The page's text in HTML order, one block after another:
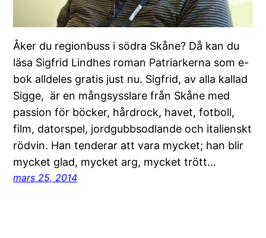
Åker du regionbuss i södra Skåne? Då kan du
läsa Sigfrid Lindhes roman Patriarkerna som e-
bok alldeles gratis just nu. Sigfrid, av alla kallad
Sigge, är en mångsysslare från Skåne med
passion för böcker, hårdrock, havet, fotboll,
film, datorspel, jordgubbsodlande och italienskt
rödvin. Han tenderar att vara mycket; han blir
mycket glad, mycket arg, mycket trött…
mars 25, 2014